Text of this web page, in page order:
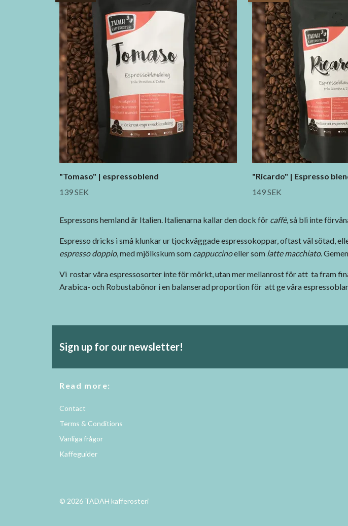
"Tomaso" | espressoblend
139 SEK
"Ricardo" | Espresso
149 SEK
Espressons hemland är Italien. Italienarna kallar den dock för caffè, så bli inte
Espresso dricks i små klunkar ur tjockväggade espressokoppar, oftast väl sötad,
espresso doppio, med mjölkskum som cappuccinoeller som latte macchiato.
Vi rostar våra espressosorter inte för mörkt, utan mer mellanrost för att ta fram
Arabica- och Robustabönor i en balanserad proportion för att ge våra
Sign up for our newsletter!
Read more:
Contact
Terms & Conditions
Vanliga frågor
Kaffeguider
© 2026 TADAH kafferosteri